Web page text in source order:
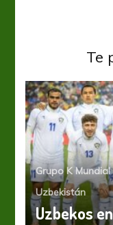
Te
Grupo K Mundial
Uzbekistán
Uzbekos